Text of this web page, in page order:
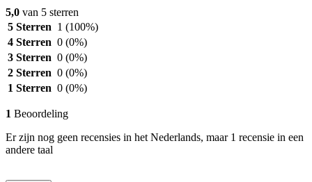
5,0 van 5 sterren
5 Sterren 1 (100%)
4 Sterren 0 (0%)
3 Sterren 0 (0%)
2 Sterren 0 (0%)
1 Sterren 0 (0%)
1 Beoordeling
Er zijn nog geen recensies in het Nederlands, maar 1 recensie in een
andere taal